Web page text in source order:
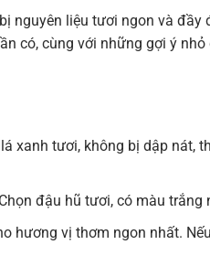
nguyên liệu tươi ngon và đầy
có, cùng với những gợi ý
xanh tươi, không bị dập nát,
đậu hũ tươi, có màu trắng
hương vị thơm ngon nhất.